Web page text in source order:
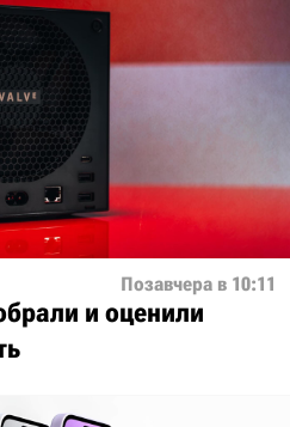
Позавчера в 10:11
и оценили